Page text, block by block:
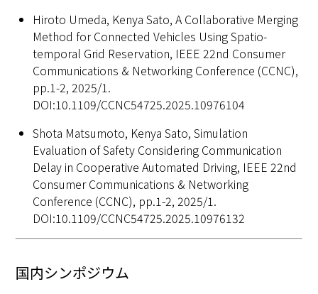
Hiroto Umeda, Kenya Sato, A Collaborative Merging
Method for Connected Vehicles Using Spatio-
temporal Grid Reservation, IEEE 22nd Consumer
Communications & Networking Conference (CCNC),
pp.1-2, 2025/1.
DOI:10.1109/CCNC54725.2025.10976104
Shota Matsumoto, Kenya Sato, Simulation
Evaluation of Safety Considering Communication
Delay in Cooperative Automated Driving, IEEE 22nd
Consumer Communications & Networking
Conference (CCNC), pp.1-2, 2025/1.
DOI:10.1109/CCNC54725.2025.10976132
国内シンポジウム